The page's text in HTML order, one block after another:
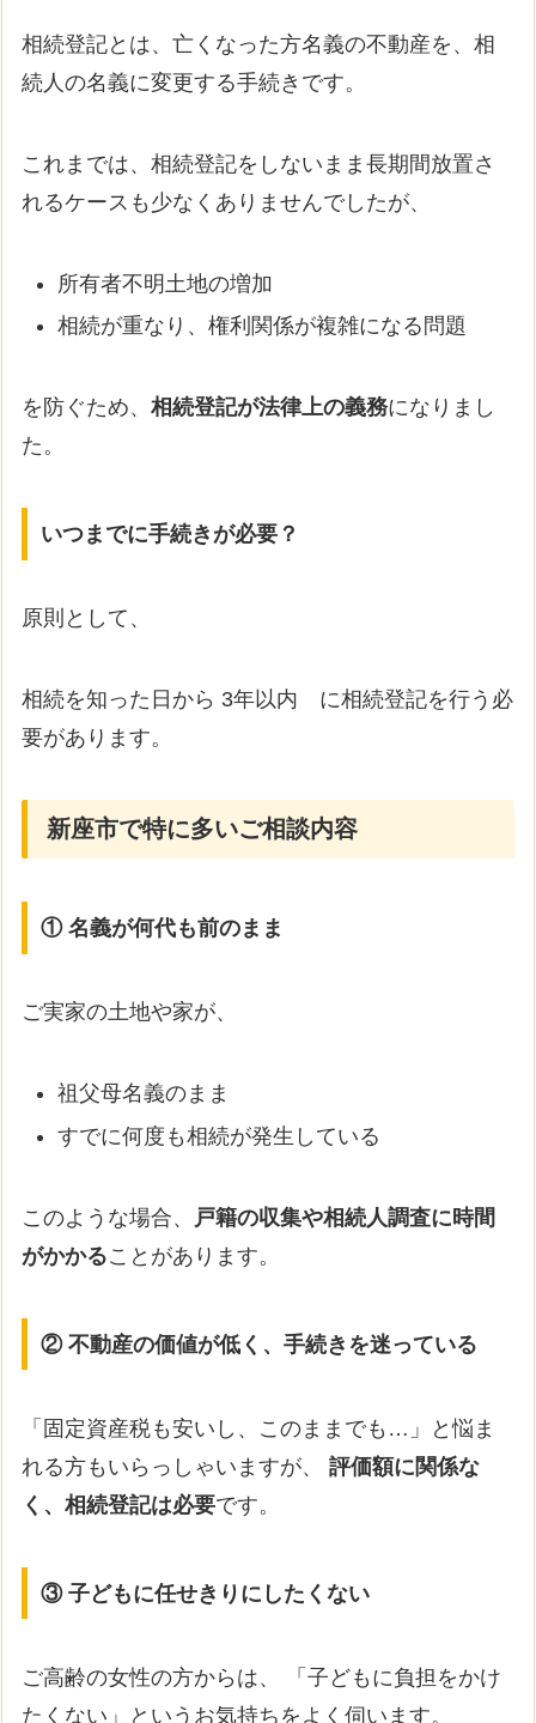
相続登記とは、亡くなった方名義の不動産を、相
続人の名義に変更する手続きです。
これまでは、相続登記をしないまま長期間放置さ
れるケースも少なくありませんでしたが、
所有者不明土地の増加
相続が重なり、権利関係が複雑になる問題
を防ぐため、相続登記が法律上の義務になりまし
た。
いつまでに手続きが必要？
原則として、
相続を知った日から 3年以内 に相続登記を行う必
要があります。
新座市で特に多いご相談内容
① 名義が何代も前のまま
ご実家の土地や家が、
祖父母名義のまま
すでに何度も相続が発生している
このような場合、
戸籍の収集や相続人調査に時間
がかかることがあります。
② 不動産の価値が低く、手続きを迷っている
「固定資産税も安いし、このままでも…」と悩ま
れる方もいらっしゃいますが、評価額に関係な
く、相続登記は必要です。
③ 子どもに任せきりにしたくない
ご高齢の女性の方からは、 「子どもに負担をかけ
たくない」というお気持ちをよく伺います。